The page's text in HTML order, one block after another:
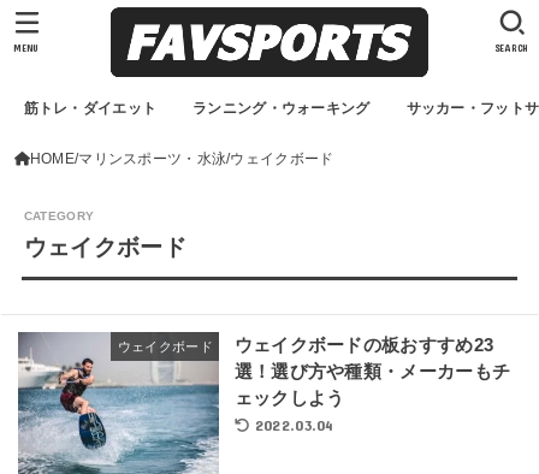
筋トレ・ダイエット ランニング・ウォーキング サッカー・フット
SEARCH
MENU
HOME マリンスポーツ・水泳 ウェイクボード
ウェイクボード
ウェイクボード
ウェイクボードの板おすすめ23
選！選び方や種類・メーカーもチ
ェックしよう
2022.03.04